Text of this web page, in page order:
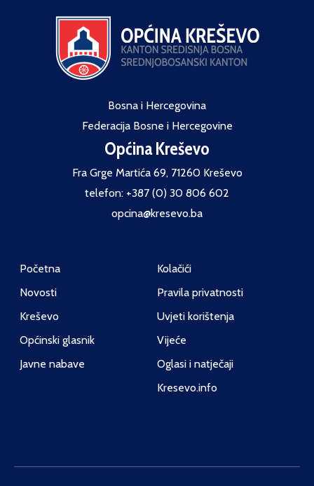
Bosna i Hercegovina
Federacija Bosne i Hercegovine
Općina Kreševo
Fra Grge Martića 69, 71260 Kreševo
telefon: +387 (0) 30 806 602
opcina@kresevo.ba
Početna
Novosti
Kreševo
Općinski glasnik
Javne nabave
Kolačići
Pravila privatnosti
Uvjeti korištenja
Vijeće
Oglasi i natječaji
Kresevo.info